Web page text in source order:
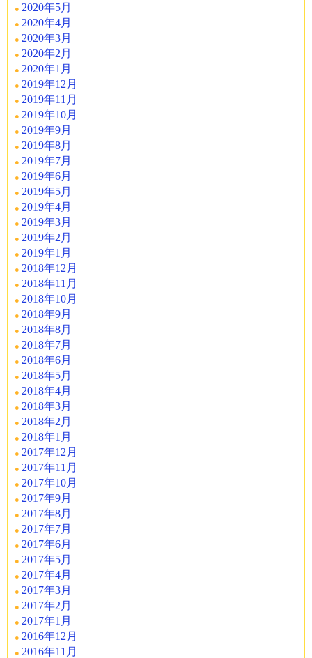
2020年5月
2020年4月
2020年3月
2020年2月
2020年1月
2019年12月
2019年11月
2019年10月
2019年9月
2019年8月
2019年7月
2019年6月
2019年5月
2019年4月
2019年3月
2019年2月
2019年1月
2018年12月
2018年11月
2018年10月
2018年9月
2018年8月
2018年7月
2018年6月
2018年5月
2018年4月
2018年3月
2018年2月
2018年1月
2017年12月
2017年11月
2017年10月
2017年9月
2017年8月
2017年7月
2017年6月
2017年5月
2017年4月
2017年3月
2017年2月
2017年1月
2016年12月
2016年11月